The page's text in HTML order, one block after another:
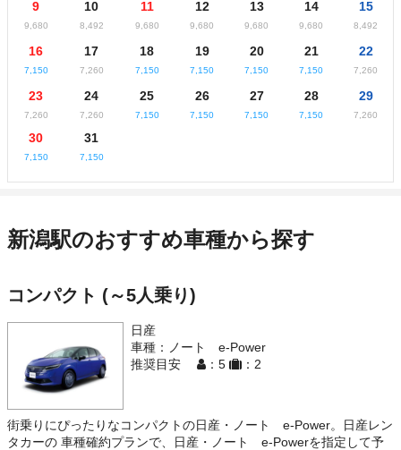
9
9,680
10
8,492
11
9,680
12
9,680
13
9,680
14
9,680
15
8,492
16
7,150
17
7,260
18
7,150
19
7,150
20
7,150
21
7,150
22
7,260
23
7,260
24
7,260
25
7,150
26
7,150
27
7,150
28
7,150
29
7,260
30
7,150
31
7,150
新潟駅のおすすめ車種から探す
コンパクト (～5人乗り)
日産
車種：ノート e-Power
推奨目安
：5 ：2
街乗りにぴったりなコンパクトの日産・ノート e-Power。日産レン
タカーの 車種確約プランで、日産・ノート e-Powerを指定して予